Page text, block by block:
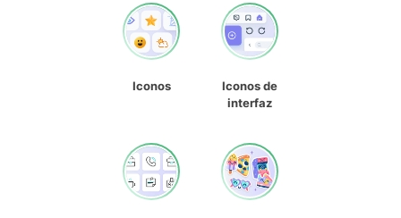
Iconos
Iconos de
interfaz